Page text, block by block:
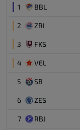
1 BBL
2 ZRI
3 FKS
4 VEL
5 SB
6 ZES
7 RBJ